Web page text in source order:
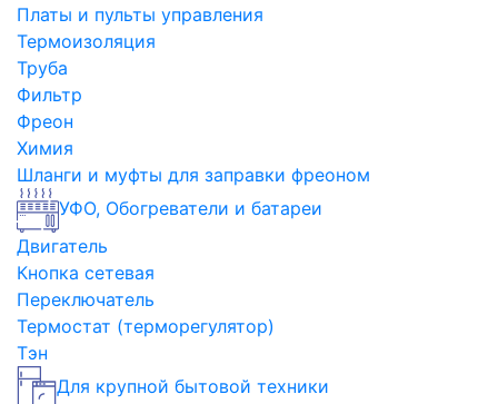
Платы и пульты управления
Термоизоляция
Труба
Фильтр
Фреон
Химия
Шланги и муфты для заправки фреоном
УФО, Обогреватели и батареи
Двигатель
Кнопка сетевая
Переключатель
Термостат (терморегулятор)
Тэн
Для крупной бытовой техники